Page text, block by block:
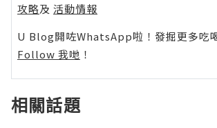
攻略及 活動情報
U Blog開咗WhatsApp啦！發掘更多吃
Follow 我哋 ！
相關話題